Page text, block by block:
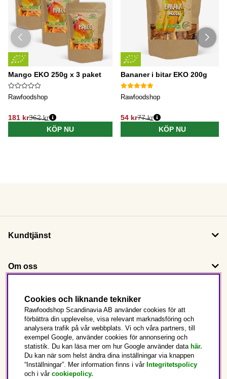
Mango EKO 250g x 3 paket
Rawfoodshop
181 kr362 kr
KÖP NU
Bananer i bitar EKO 200g
Rawfoodshop
54 kr77 kr
KÖP NU
Kundtjänst
Om oss
Följ oss
Det här är Rawfoodshop
Sverige
Cookies och liknande tekniker
Rawfoodshop Scandinavia AB använder cookies för att
förbättra din upplevelse, visa relevant marknadsföring och
analysera trafik på vår webbplats. Vi och våra partners, till
exempel Google, använder cookies för annonsering och
statistik. Du kan läsa mer om hur Google använder data här.
Du kan när som helst ändra dina inställningar via knappen
“Inställningar”. Mer information finns i vår Integritetspolicy
och i vår cookiepolicy.